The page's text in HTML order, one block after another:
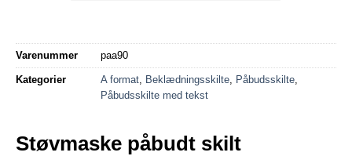
Varenummer paa90
Kategorier A format Beklædningsskilte Påbudsskilte
Påbudsskilte med tekst
Støvmaske påbudt skilt